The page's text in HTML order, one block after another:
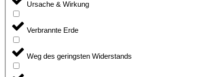
Ursache & Wirkung
Verbrannte Erde
Weg des geringsten Widerstands